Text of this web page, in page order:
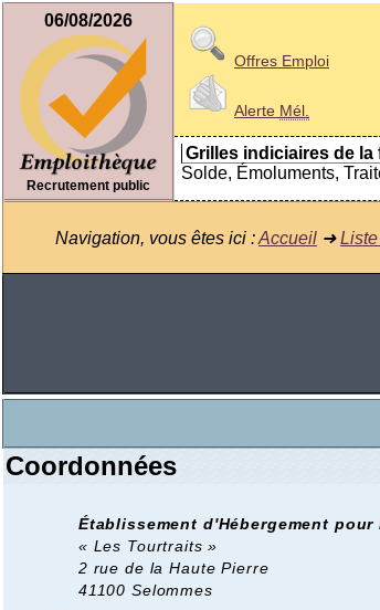
06/08/2026
Recrutement public
Offres Emploi
Alerte Mél.
Grilles indiciaires de
Solde, Émoluments,
Navigation, vous êtes ici :Accueil ➜
Coordonnées
Établissement d'Hébergement pour
« Les Tourtraits »
2 rue de la Haute Pierre
41100 Selommes